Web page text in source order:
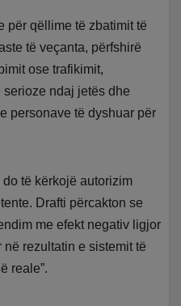
për qëllime të zbatimit të
të veçanta, përfshirë
ose trafikimit,
ndaj jetës dhe
personave të dyshuar për
të kërkojë autorizim
Drafti përcakton se
me efekt negativ ligjor
rezultatin e sistemit të
reale”.